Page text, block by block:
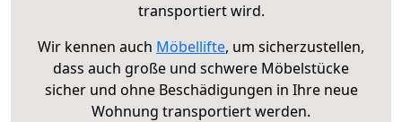
transportiert wird.
Wir kennen auch Möbellifte, um sicherzustellen,
dass auch große und schwere Möbelstücke
sicher und ohne Beschädigungen in Ihre neue
Wohnung transportiert werden.